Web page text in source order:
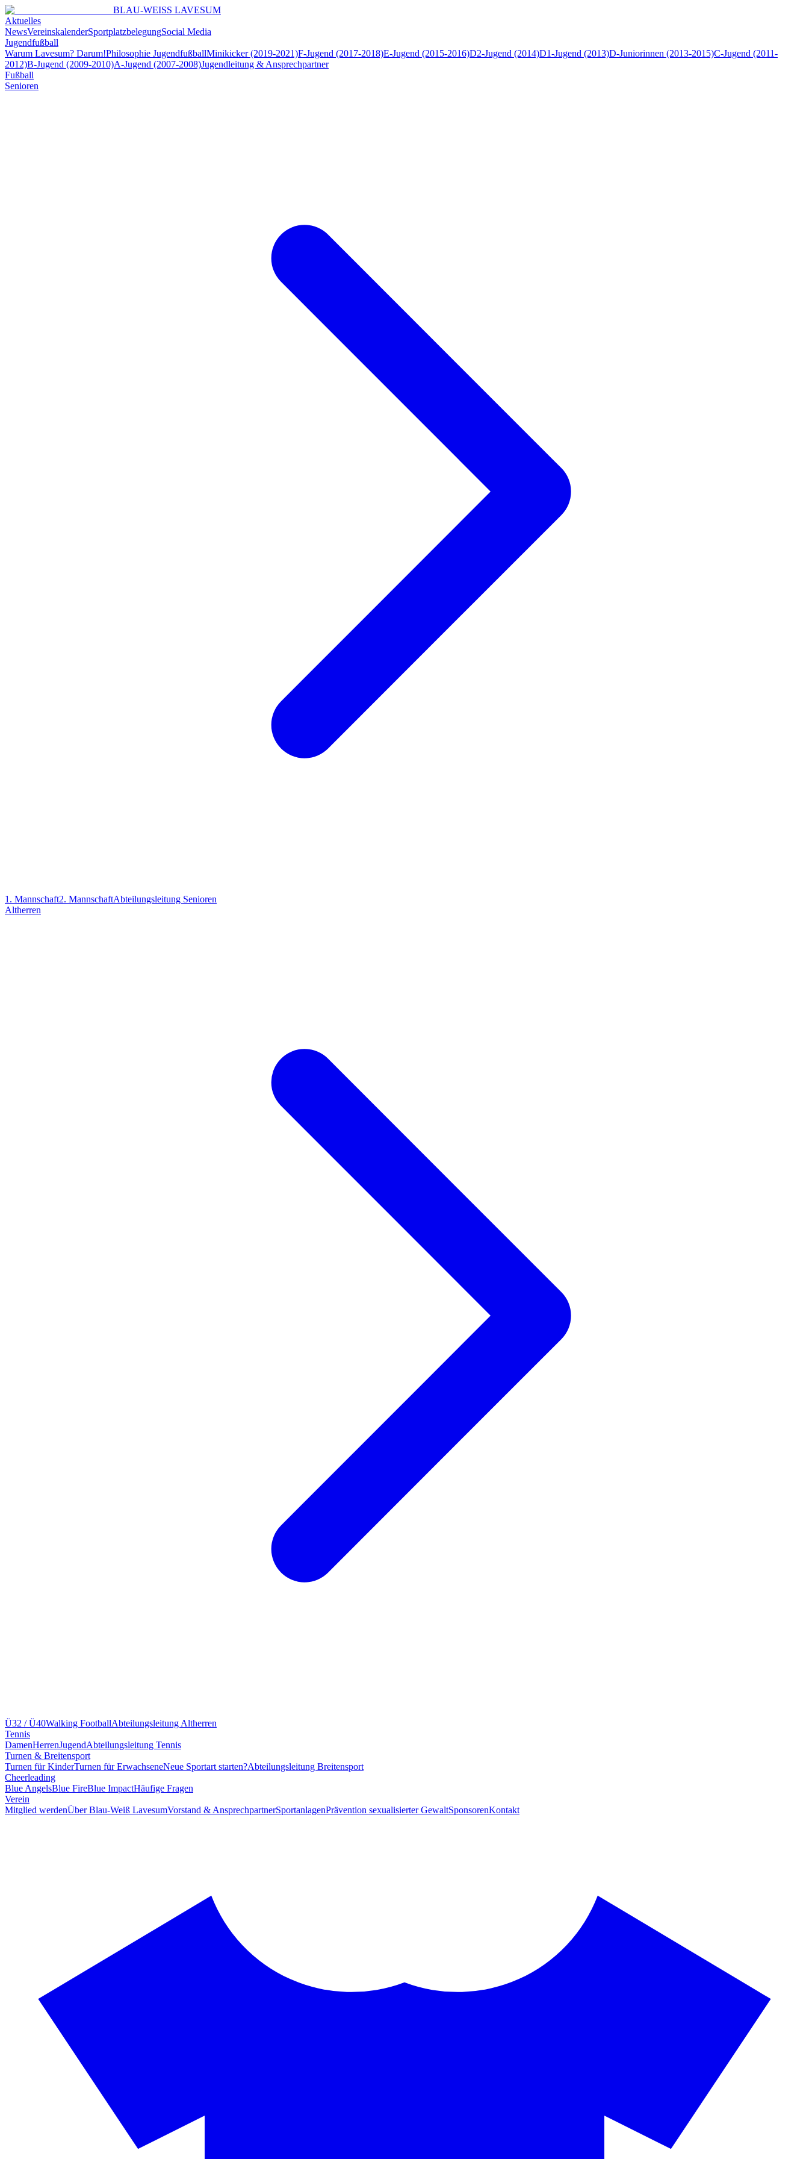
BLAU-WEISS LAVESUM
Aktuelles
NewsVereinskalenderSportplatzbelegungSocial Media
Jugendfußball
Warum Lavesum? Darum!Philosophie JugendfußballMinikicker (2019-2021)F-Jugend (2017-2018)E-Jugend (2015-2016)D2-Jugend (2014)D1-Jugend (2013)D-Juniorinnen (2013-2015)C-Jugend (2011-
2012)B-Jugend (2009-2010)A-Jugend (2007-2008)Jugendleitung & Ansprechpartner
Fußball
Senioren
1. Mannschaft2. MannschaftAbteilungsleitung Senioren
Altherren
Ü32 / Ü40Walking FootballAbteilungsleitung Altherren
Tennis
DamenHerrenJugendAbteilungsleitung Tennis
Turnen & Breitensport
Turnen für KinderTurnen für ErwachseneNeue Sportart starten?Abteilungsleitung Breitensport
Cheerleading
Blue AngelsBlue FireBlue ImpactHäufige Fragen
Verein
Mitglied werdenÜber Blau-Weiß LavesumVorstand & AnsprechpartnerSportanlagenPrävention sexualisierter GewaltSponsorenKontakt